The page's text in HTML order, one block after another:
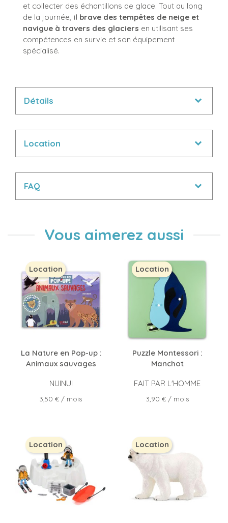
et collecter des échantillons de glace. Tout au long
de la journée, il brave des tempêtes de neige et
navigue à travers des glaciers en utilisant ses
compétences en survie et son équipement
spécialisé.
Détails
Location
FAQ
Vous aimerez aussi
La Nature en Pop-up :
Animaux sauvages
NUINUI
Prix
3,50 € / mois
Location
Puzzle Montessori :
Manchot
FAIT PAR L'HOMME
Prix
3,90 €/ mois
Location
Location Location